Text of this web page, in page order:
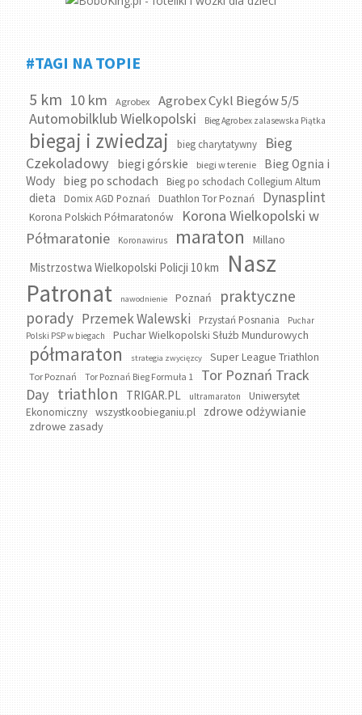
#TAGI NA TOPIE
5 km 10 km Agrobex Agrobex Cykl Biegów 5/5
Automobilklub Wielkopolski Bieg Agrobex zalasewska Piątka
biegaj i zwiedzaj bieg charytatywny
Bieg
Czekoladowy
biegi górskie biegi w terenie
Bieg Ognia i
Wody bieg po schodach Bieg po schodach Collegium Altum
dieta Domix AGD Poznań Duathlon Tor Poznań Dynasplint
Korona Polskich Półmaratonów
Korona Wielkopolski w
Półmaratonie
Koronawirus maraton Millano
Mistrzostwa Wielkopolski Policji 10 km
Nasz
Patronat
nawodnienie Poznań
praktyczne
porady Przemek Walewski Przystań Posnania
Puchar
Polski PSP w biegach
Puchar Wielkopolski Służb Mundurowych
półmaraton strategia zwycięzcy Super League Triathlon
Tor Poznań Tor Poznań Bieg Formuła 1
Tor Poznań Track
Day triathlon TRIGAR.PL ultramaraton
Uniwersytet
Ekonomiczny
wszystkoobieganiu.pl zdrowe odżywianie
zdrowe zasady